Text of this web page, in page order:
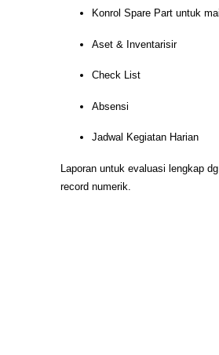
Konrol Spare Part untuk
Aset & Inventarisir
Check List
Absensi
Jadwal Kegiatan Harian
Laporan untuk evaluasi lengkap
record numerik.